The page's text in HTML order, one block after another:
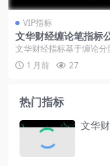
VIP指标
文华财经缠论笔指标
标识高低点转折,适合
文华财经指标基于缠论分
开发，能自动识别顶底分
严格笔和特征笔。源码...
1 月前 27
热门指标
文华